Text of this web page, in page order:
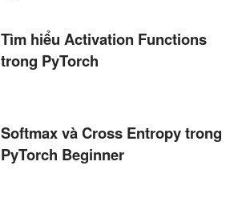
Tìm hiểu Activation Functions
trong PyTorch
Softmax và Cross Entropy trong
PyTorch Beginner